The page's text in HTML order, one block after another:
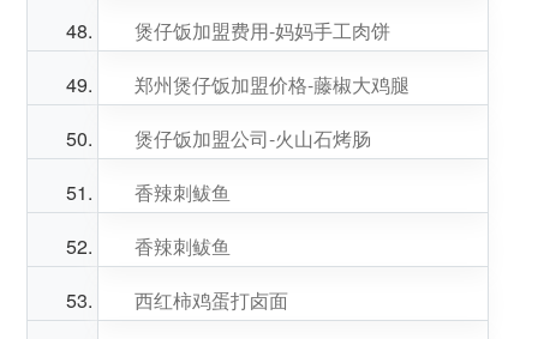
煲仔饭加盟费用-妈妈手工肉饼
郑州煲仔饭加盟价格-藤椒大鸡腿
煲仔饭加盟公司-火山石烤肠
香辣刺鲅鱼
香辣刺鲅鱼
西红柿鸡蛋打卤面